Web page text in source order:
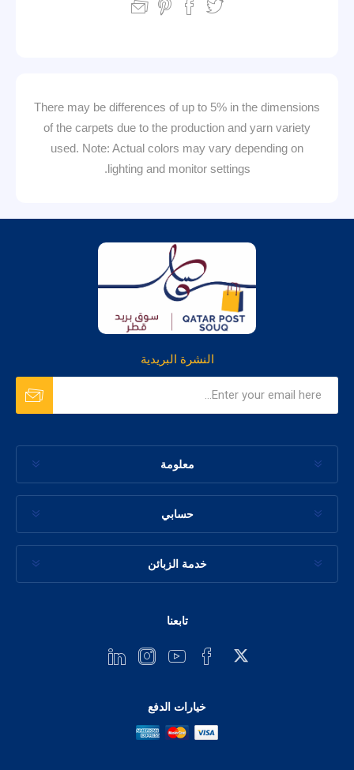
There may be differences of up to 5% in the dimensions
of the carpets due to the production and yarn variety
used. Note: Actual colors may vary depending on
lighting and monitor settings.
النشرة البريدية
معلومة
حسابي
خدمة الزبائن
تابعنا
خيارات الدفع